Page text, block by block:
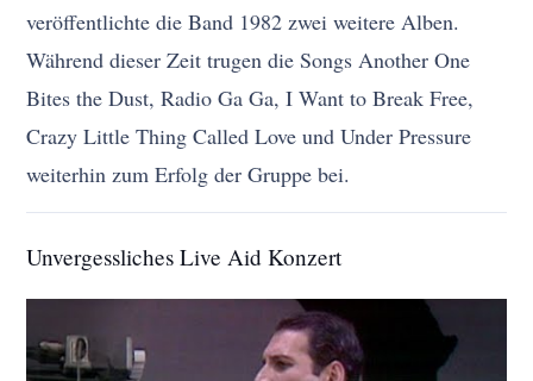
veröffentlichte die Band 1982 zwei weitere Alben.
Während dieser Zeit trugen die Songs Another One
Bites the Dust, Radio Ga Ga, I Want to Break Free,
Crazy Little Thing Called Love und Under Pressure
weiterhin zum Erfolg der Gruppe bei.
Unvergessliches Live Aid Konzert